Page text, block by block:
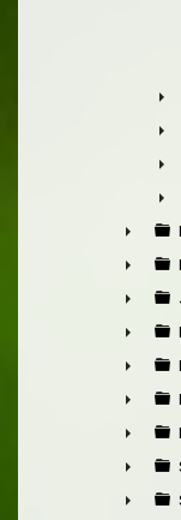
►
►
►
►
►
►
►
►
►
►
►
►